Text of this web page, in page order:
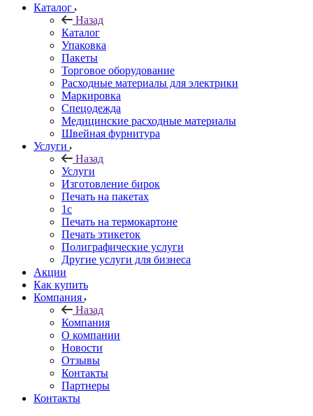
Каталог
Назад
Каталог
Упаковка
Пакеты
Торговое оборудование
Расходные материалы для электрики
Маркировка
Спецодежда
Медицинские расходные материалы
Швейная фурнитура
Услуги
Назад
Услуги
Изготовление бирок
Печать на пакетах
1c
Печать на термокартоне
Печать этикеток
Полиграфические услуги
Другие услуги для бизнеса
Акции
Как купить
Компания
Назад
Компания
О компании
Новости
Отзывы
Контакты
Партнеры
Контакты